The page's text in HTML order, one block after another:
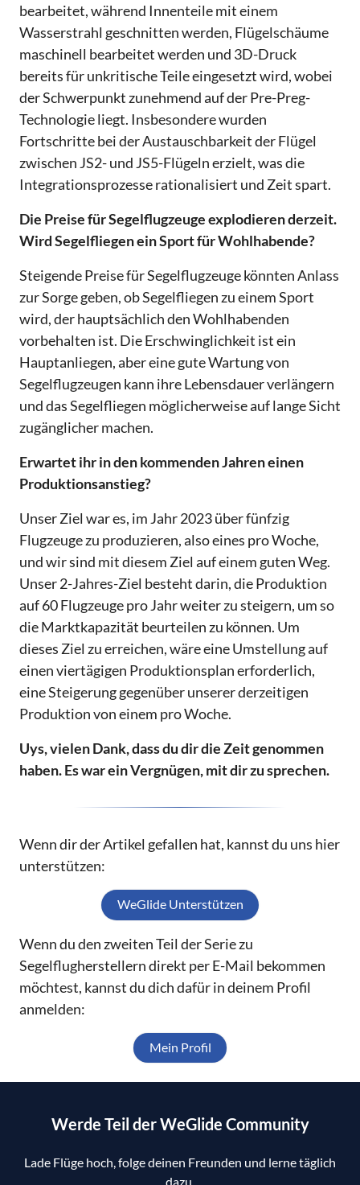
bearbeitet, während Innenteile mit einem
Wasserstrahl geschnitten werden, Flügelschäume
maschinell bearbeitet werden und 3D-Druck
bereits für unkritische Teile eingesetzt wird, wobei
der Schwerpunkt zunehmend auf der Pre-Preg-
Technologie liegt. Insbesondere wurden
Fortschritte bei der Austauschbarkeit der Flügel
zwischen JS2- und JS5-Flügeln erzielt, was die
Integrationsprozesse rationalisiert und Zeit spart.
Die Preise für Segelflugzeuge explodieren derzeit.
Wird Segelfliegen ein Sport für Wohlhabende?
Steigende Preise für Segelflugzeuge könnten Anlass
zur Sorge geben, ob Segelfliegen zu einem Sport
wird, der hauptsächlich den Wohlhabenden
vorbehalten ist. Die Erschwinglichkeit ist ein
Hauptanliegen, aber eine gute Wartung von
Segelflugzeugen kann ihre Lebensdauer verlängern
und das Segelfliegen möglicherweise auf lange Sicht
zugänglicher machen.
Erwartet ihr in den kommenden Jahren einen
Produktionsanstieg?
Unser Ziel war es, im Jahr 2023 über fünfzig
Flugzeuge zu produzieren, also eines pro Woche,
und wir sind mit diesem Ziel auf einem guten Weg.
Unser 2-Jahres-Ziel besteht darin, die Produktion
auf 60 Flugzeuge pro Jahr weiter zu steigern, um so
die Marktkapazität beurteilen zu können. Um
dieses Ziel zu erreichen, wäre eine Umstellung auf
einen viertägigen Produktionsplan erforderlich,
eine Steigerung gegenüber unserer derzeitigen
Produktion von einem pro Woche.
Uys, vielen Dank, dass du dir die Zeit genommen
haben. Es war ein Vergnügen, mit dir zu sprechen.
Wenn dir der Artikel gefallen hat, kannst du uns hier
unterstützen:
WeGlide Unterstützen
Wenn du den zweiten Teil der Serie zu
Segelflugherstellern direkt per E-Mail bekommen
möchtest, kannst du dich dafür in deinem Profil
anmelden:
Mein Profil
Werde Teil der WeGlide Community
Lade Flüge hoch, folge deinen Freunden und lerne täglich
dazu.